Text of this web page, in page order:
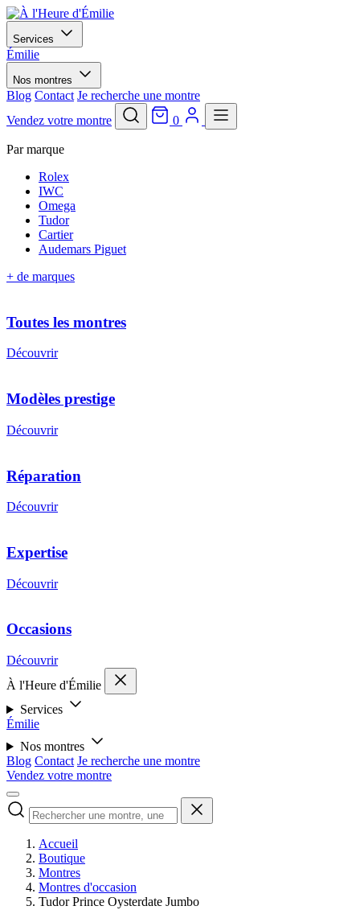
Services
Émilie
Nos montres
Blog Contact Je recherche une montre
Vendez votre montre
0
Par marque
Rolex
IWC
Omega
Tudor
Cartier
Audemars Piguet
+ de marques
Toutes les montres
Découvrir
Modèles prestige
Découvrir
Réparation
Découvrir
Expertise
Découvrir
Occasions
Découvrir
À l'Heure d'Émilie
Services
Émilie
Nos montres
Blog Contact Je recherche une montre
Vendez votre montre
Accueil
Boutique
Montres
Montres d'occasion
Tudor Prince Oysterdate Jumbo